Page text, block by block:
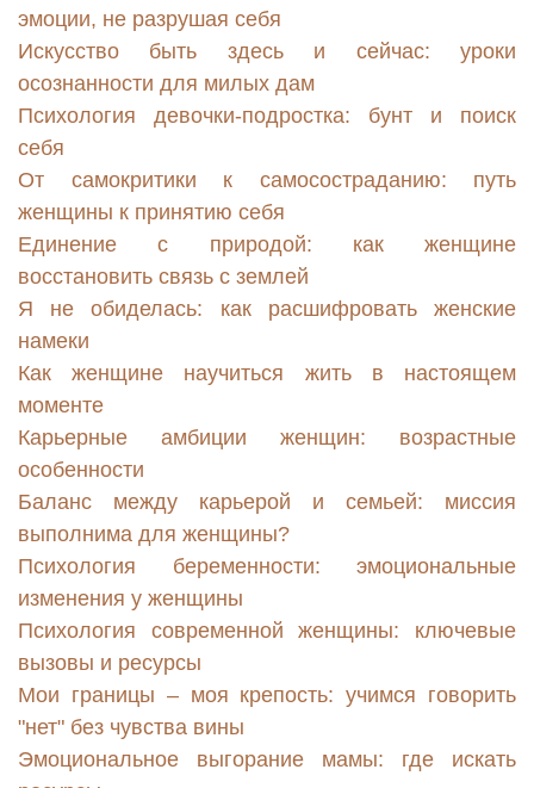
эмоции, не разрушая себя
Искусство быть здесь и сейчас: уроки
осознанности для милых дам
Психология девочки-подростка: бунт и поиск
себя
От самокритики к самосостраданию: путь
женщины к принятию себя
Единение с природой: как женщине
восстановить связь с землей
Я не обиделась: как расшифровать женские
намеки
Как женщине научиться жить в настоящем
моменте
Карьерные амбиции женщин: возрастные
особенности
Баланс между карьерой и семьей: миссия
выполнима для женщины?
Психология беременности: эмоциональные
изменения у женщины
Психология современной женщины: ключевые
вызовы и ресурсы
Мои границы – моя крепость: учимся говорить
"нет" без чувства вины
Эмоциональное выгорание мамы: где искать